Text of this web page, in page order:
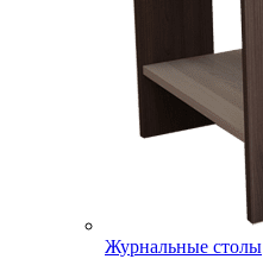
Журнальные столы